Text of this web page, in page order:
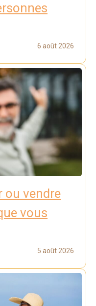
6 août 2026
ou vendre
vous
5 août 2026